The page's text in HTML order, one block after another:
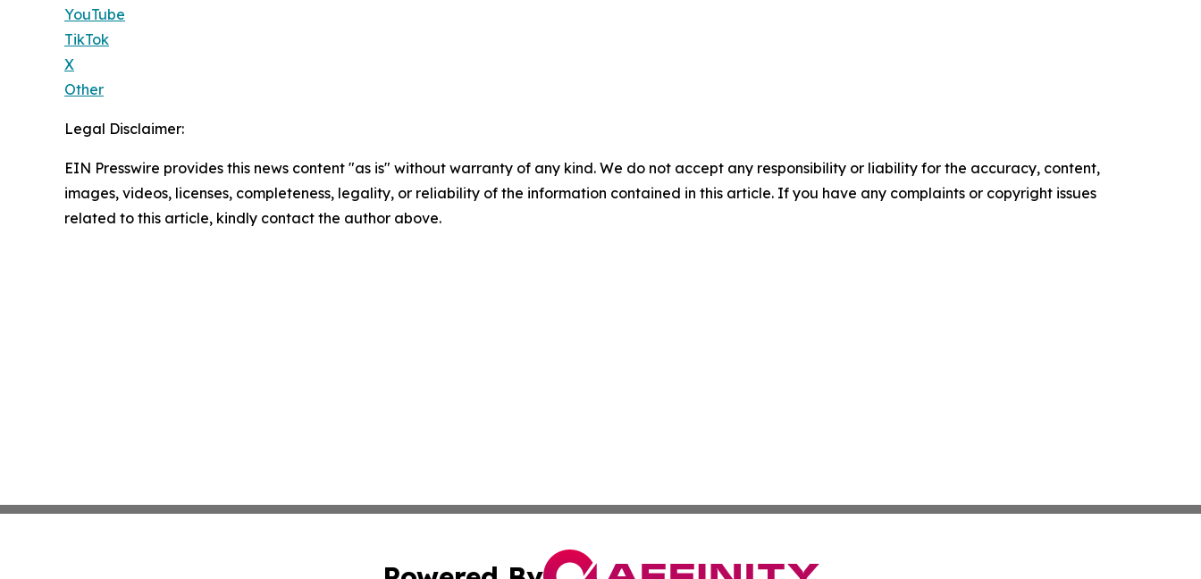
YouTube
TikTok
X
Other
Legal Disclaimer:
EIN Presswire provides this news content "as is" without warranty of any kind. We do not accept any responsibility or liability for the accuracy, content,
images, videos, licenses, completeness, legality, or reliability of the information contained in this article. If you have any complaints or copyright issues
related to this article, kindly contact the author above.